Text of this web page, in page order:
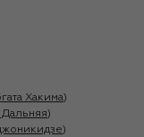
Хакима)